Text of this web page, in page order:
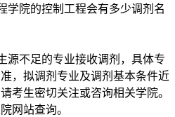
学院的控制工程会有多少调剂名
源不足的专业接收调剂，具体专
，拟调剂专业及调剂基本条件近
考生密切关注或咨询相关学院。
网站查询。